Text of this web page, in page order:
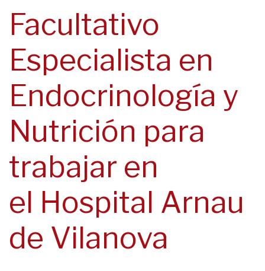
Facultativo
Especialista en
Endocrinología y
Nutrición para
trabajar en
el Hospital Arnau
de Vilanova